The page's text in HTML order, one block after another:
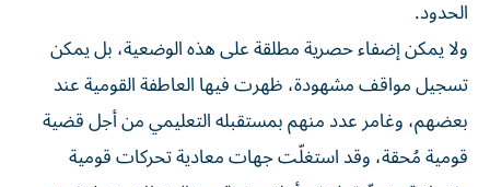
الحدود.
ولا يمكن إضفاء حصرية مطلقة على هذه الوضعية، بل يمكن
تسجيل مواقف مشهودة، ظهرت فيها العاطفة القومية عند
بعضهم، وغامر عدد منهم بمستقبله التعليمي من أجل قضية
قومية مُحقة، وقد استغلّت جهات معادية تحركات قومية